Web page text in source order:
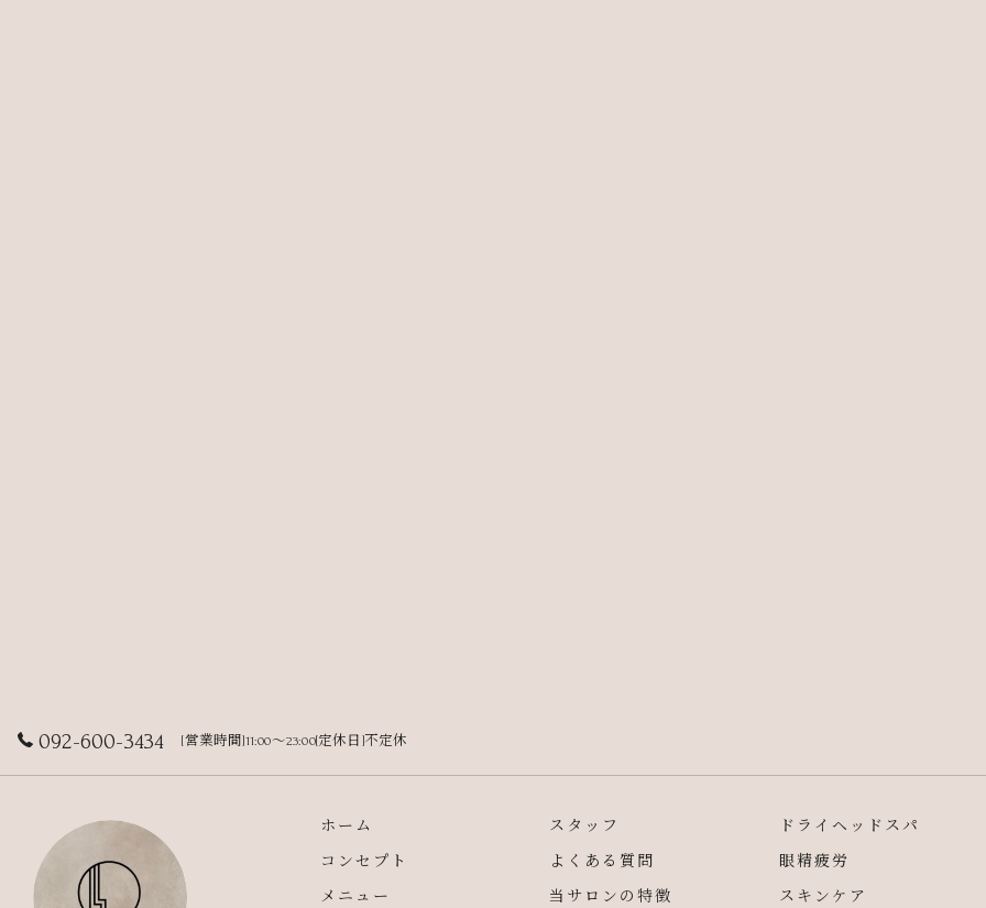
092-600-3434
[営業時間]11:00～23:00[定休日]不定休
ホーム
コンセプト
メニュー
スタッフ
よくある質問
当サロンの特徴
ドライヘッドスパ
眼精疲労
スキンケア